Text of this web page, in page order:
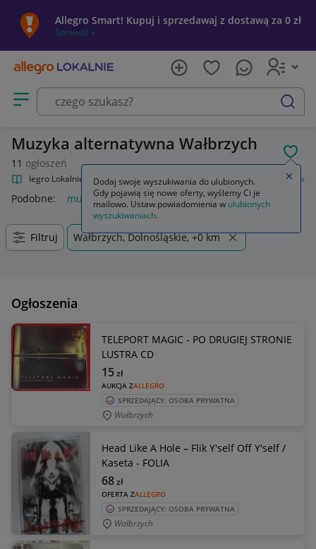
Allegro Smart! Kupuj i sprzedawaj z dostawą za 0 zł
Sprawdź »
Otwórz menu z kategoriami
szukaj
Muzyka alternatywna Wałbrzych
11 ogłoszeń
Allegro Lokalnie Kultura i rozrywka Muzyka Muzyka alternatywna
Podobne: muzyka alternatywna
Filtruj Wałbrzych, Dolnośląskie, +0 km
Ogłoszenia
TELEPORT MAGIC - PO DRUGIEJ STRONIE
LUSTRA CD
AUKCJA ZALLEGRO
15zł
SPRZEDAJĄCY: OSOBA PRYWATNA
Wałbrzych
Head Like A Hole – Flik Y'self Off Y'self /
Kaseta - FOLIA
OFERTA ZALLEGRO
68zł
SPRZEDAJĄCY: OSOBA PRYWATNA
Wałbrzych
Dodaj swoje wyszukiwania do ulubionych.
Gdy pojawią się nowe oferty, wyślemy Ci je
mailowo. Ustaw powiadomienia w ulubionych
wyszukiwaniach.